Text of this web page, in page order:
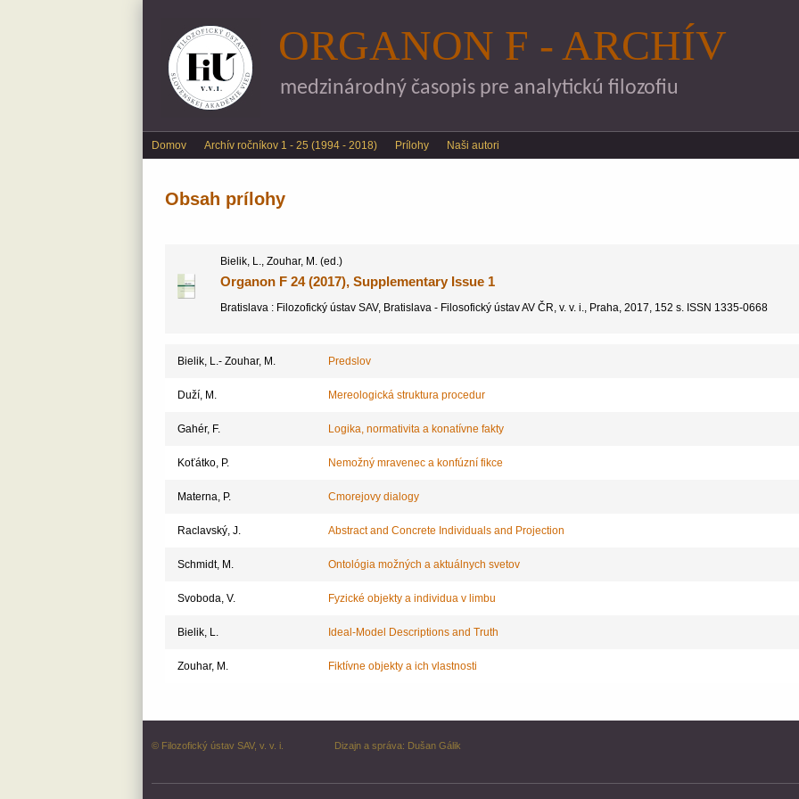
ORGANON F - ARCHÍV
medzinárodný časopis pre analytickú filozofiu
Main menu
Domov Archív ročníkov 1 - 25 (1994 - 2018) Prílohy Naši autori
Obsah prílohy
Bielik, L., Zouhar, M. (ed.)
Organon F 24 (2017), Supplementary Issue 1
Bratislava : Filozofický ústav SAV, Bratislava - Filosofický ústav AV ČR, v. v. i., Praha, 2017, 152 s. ISSN 1335-0668
Bielik, L.- Zouhar, M. Predslov
Duží, M. Mereologická struktura procedur
Gahér, F. Logika, normativita a konatívne fakty
Koťátko, P. Nemožný mravenec a konfúzní fikce
Materna, P. Cmorejovy dialogy
Raclavský, J. Abstract and Concrete Individuals and Projection
Schmidt, M. Ontológia možných a aktuálnych svetov
Svoboda, V. Fyzické objekty a individua v limbu
Bielik, L. Ideal-Model Descriptions and Truth
Zouhar, M. Fiktívne objekty a ich vlastnosti
© Filozofický ústav SAV, v. v. i. Dizajn a správa: Dušan Gálik